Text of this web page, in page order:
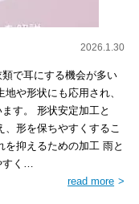
2026.1.30
で耳にする機会が多い
や形状にも応用され、
す。 形状安定加工と
、形を保ちやすくするこ
を抑えるための加工 雨と
すく…
read more